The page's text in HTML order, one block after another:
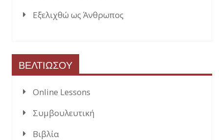
Εξελιχθώ ως Άνθρωπος
ΒΕΛΤΙΩΣΟΥ
Online Lessons
Συμβουλευτική
Βιβλία